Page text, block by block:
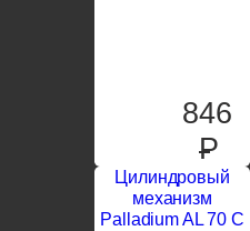
846
P
Цилиндровый
механизм
Palladium AL 70 C